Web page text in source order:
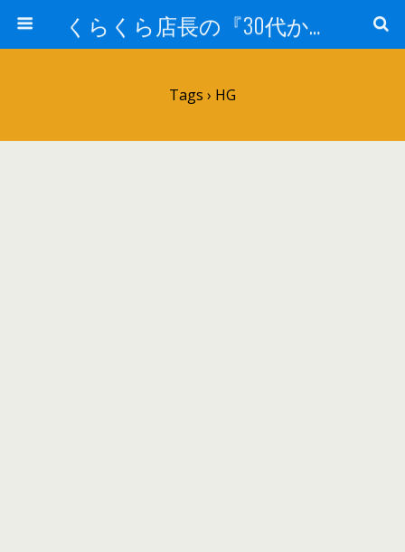
くらくら店長の『30代からのガンプラ工作』
Tags › HG